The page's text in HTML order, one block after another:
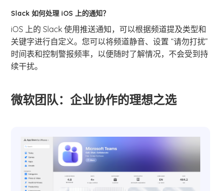
Slack 如何处理 iOS 上的通知？
iOS 上的 Slack 使用推送通知，可以根据频道提及类型和
关键字进行自定义。您可以将频道静音、设置 “请勿打扰”
时间表和控制警报频率，以便随时了解情况，不会受到持
续干扰。
微软团队：企业协作的理想之选